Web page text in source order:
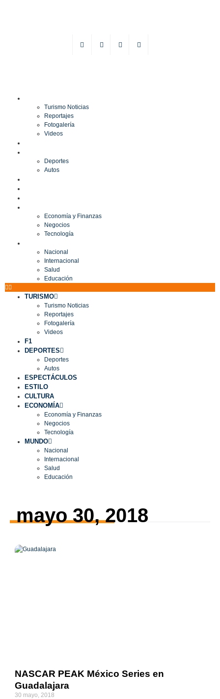
Turismo Noticias
Reportajes
Fotogalería
Videos
Deportes
Autos
Economía y Finanzas
Negocios
Tecnología
Nacional
Internacional
Salud
Educación
TURISMO
Turismo Noticias
Reportajes
Fotogalería
Videos
F1
DEPORTES
Deportes
Autos
ESPECTÁCULOS
ESTILO
CULTURA
ECONOMÍA
Economía y Finanzas
Negocios
Tecnología
MUNDO
Nacional
Internacional
Salud
Educación
mayo 30, 2018
NASCAR PEAK México Series en
Guadalajara
30 mayo, 2018